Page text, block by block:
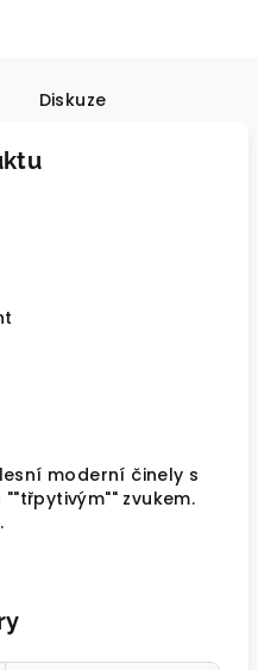
Diskuze
moderní činely s
zvukem.